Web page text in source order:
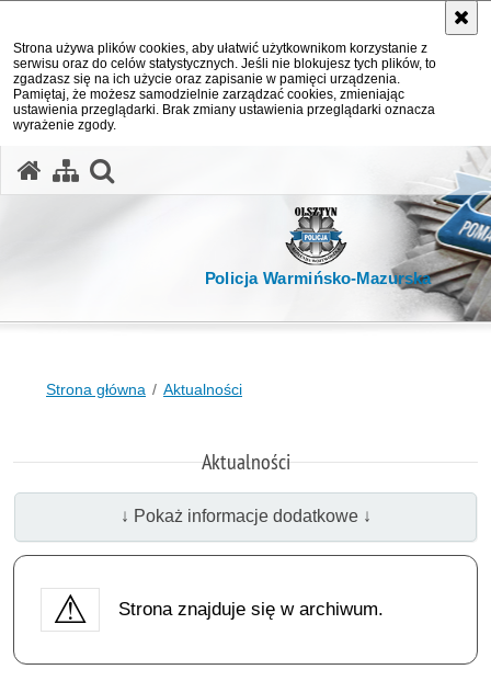
Strona używa plików cookies, aby ułatwić użytkownikom korzystanie z
serwisu oraz do celów statystycznych. Jeśli nie blokujesz tych plików, to
zgadzasz się na ich użycie oraz zapisanie w pamięci urządzenia.
Pamiętaj, że możesz samodzielnie zarządzać cookies, zmieniając
ustawienia przeglądarki. Brak zmiany ustawienia przeglądarki oznacza
wyrażenie zgody.
Policja Warmińsko-Mazurska
Strona główna Aktualności
Aktualności
↓ Pokaż informacje dodatkowe ↓
Strona znajduje się w archiwum.